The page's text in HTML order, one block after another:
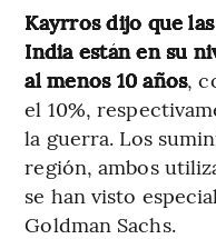
Kayrros dijo que
India están en su
al menos 10 años,
el 10%,
la guerra. Los
región, ambos
se han visto
Goldman Sachs.